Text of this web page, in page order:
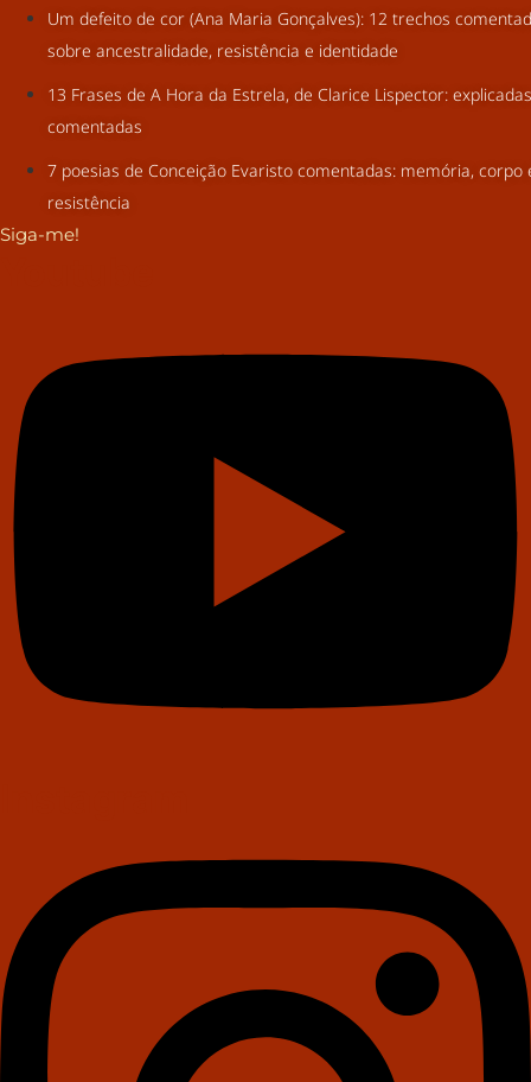
Um defeito de cor (Ana Maria Gonçalves): 12 trechos
sobre ancestralidade, resistência e identidade
13 Frases de A Hora da Estrela, de Clarice Lispector:
comentadas
7 poesias de Conceição Evaristo comentadas: memória, corpo
resistência
Siga-me!